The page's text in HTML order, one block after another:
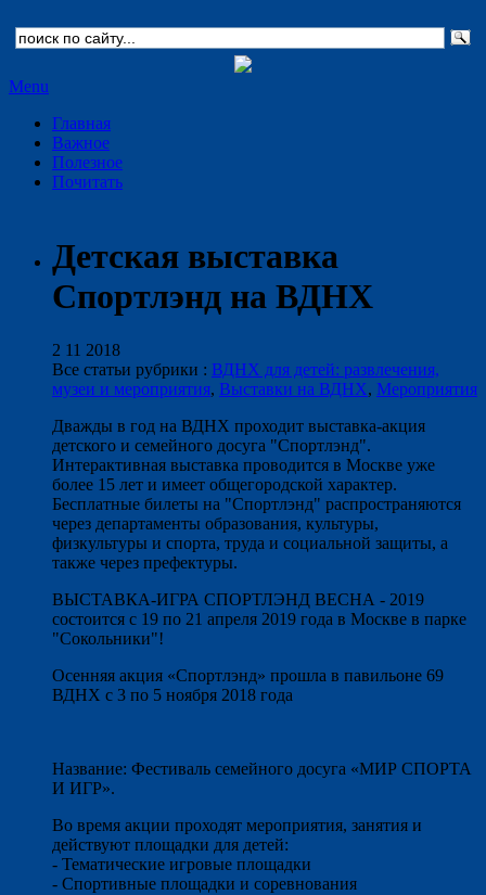
Menu
Главная
Важное
Полезное
Почитать
Детская выставка
Спортлэнд на ВДНХ
2 11 2018
Все статьи рубрики : ВДНХ для детей: развлечения,
музеи и мероприятия, Выставки на ВДНХ, Мероприятия
Дважды в год на ВДНХ проходит выставка-акция
детского и семейного досуга "Спортлэнд".
Интерактивная выставка проводится в Москве уже
более 15 лет и имеет общегородской характер.
Бесплатные билеты на "Спортлэнд" распространяются
через департаменты образования, культуры,
физкультуры и спорта, труда и социальной защиты, а
также через префектуры.
ВЫСТАВКА-ИГРА СПОРТЛЭНД ВЕСНА - 2019
состоится с 19 по 21 апреля 2019 года в Москве в парке
"Сокольники"!
Осенняя акция «Спортлэнд» прошла в павильоне 69
ВДНХ с 3 по 5 ноября 2018 года
Название: Фестиваль семейного досуга «МИР СПОРТА
И ИГР».
Во время акции проходят мероприятия, занятия и
действуют площадки для детей:
- Тематические игровые площадки
- Спортивные площадки и соревнования